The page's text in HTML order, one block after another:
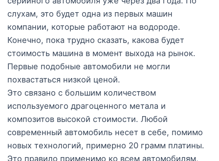
слухам, это будет одна из первых машин
компании, которые работают на водороде.
Конечно, пока трудно сказать, какова будет
стоимость машина в момент выхода на рынок.
Первые подобные автомобили не могли
похвастаться низкой ценой.
Это связано с большим количеством
используемого драгоценного метала и
композитов высокой стоимости. Любой
современный автомобиль несет в себе, помимо
новых технологий, примерно 20 грамм платины.
Это правило применимо ко всем автомобилям,